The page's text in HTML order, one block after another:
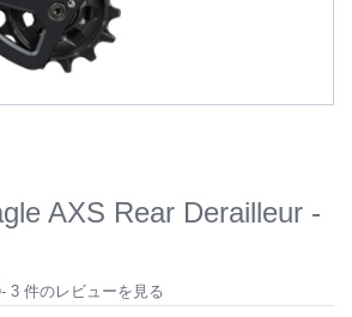
AXS Rear Derailleur -
- 3 件のレビューを見る